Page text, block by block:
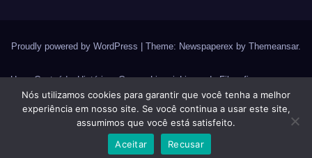
Proudly powered by WordPress | Theme: Newspaperex by Themeansar.
HomeConteúdosHistória – GuerrasLivrariaLivros de Filosofia
Livros de Geografia Livros de HistóriaLivros de Histórias
Página Principal Redes Sociais
Nós utilizamos cookies para garantir que você tenha a melhor
experiência em nosso site. Se você continua a usar este site,
assumimos que você está satisfeito.
Aceitar
Recusar